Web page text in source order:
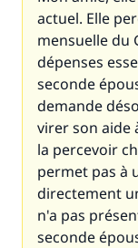
actuel. Elle
mensuelle du
dépenses
seconde
demande
virer son aide
la percevoir
permet pas à
directement
n'a pas
seconde